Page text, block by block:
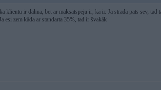
klientu ir dahua, bet ar maksātspēju ir, kā ir. Ja stradā pats sev,
esi zem kāda ar standarta 35%, tad ir švakāk